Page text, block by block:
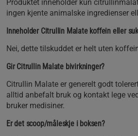
Produktet inneholder kun
ingen kjente animalske ingredienser
Inneholder Citrullin Malate koffein eller
Nei, dette tilskuddet er helt uten
Gir Citrullin Malate bivirkninger?
Citrullin Malate er generelt godt
alltid anbefalt bruk og kontakt lege
bruker medisiner.
Er det scoop/måleskje i boksen?